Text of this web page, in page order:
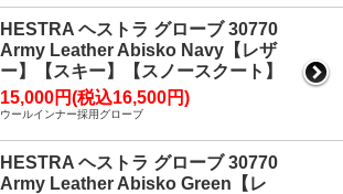
HESTRA ヘストラ グローブ 30770
Army Leather Abisko Navy【レザ
ー】【スキー】【スノースクート】
15,000円(税込16,500円)
ウールインナー採用グローブ
HESTRA ヘストラ グローブ 30770
Army Leather Abisko Green【レ